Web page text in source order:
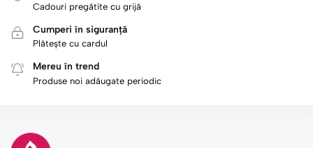
Cadouri pregătite cu grijă
Cumperi în siguranță
Plătește cu cardul
Mereu în trend
Produse noi adăugate periodic